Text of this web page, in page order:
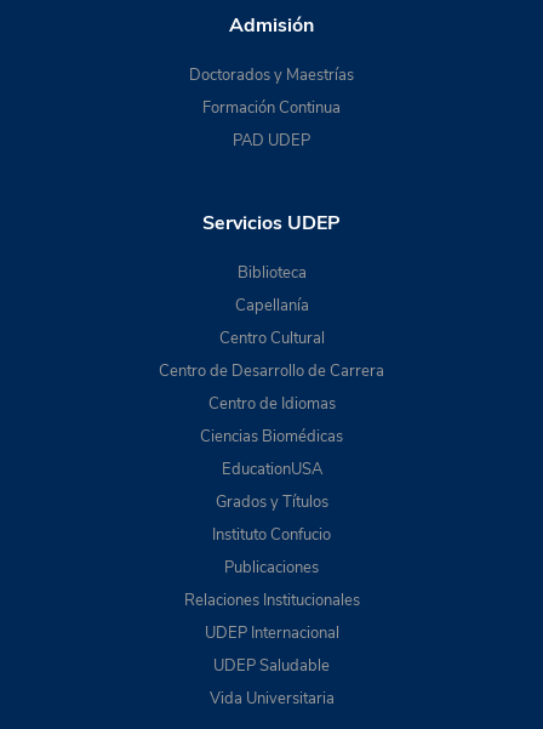
Admisión
Doctorados y Maestrías
Formación Continua
PAD UDEP
Servicios UDEP
Biblioteca
Capellanía
Centro Cultural
Centro de Desarrollo de Carrera
Centro de Idiomas
Ciencias Biomédicas
EducationUSA
Grados y Títulos
Instituto Confucio
Publicaciones
Relaciones Institucionales
UDEP Internacional
UDEP Saludable
Vida Universitaria